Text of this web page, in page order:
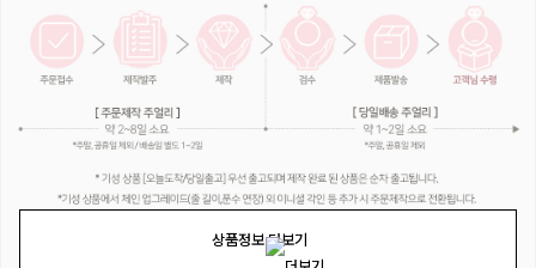
상품정보 더보기